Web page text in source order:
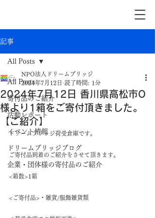
記事
All Posts
寄付品のご紹介
活動レポート
イベント情報
ドリームブリッジブログ
企業・団体様の寄付品のご紹介
All Posts
2024年7月12日 香川県高松市O
様より1箱をご寄付頂きました。
【ご紹介】
NPO法人ドリームブリッジ
2024年7月12日 読了時間: 1分
ドリームブリッジ荷受倉庫です。
ご寄付品到着のご紹介をさせて頂きます。
<箱数>1箱
<ご寄付品>・雑貨/服飾雑貨類